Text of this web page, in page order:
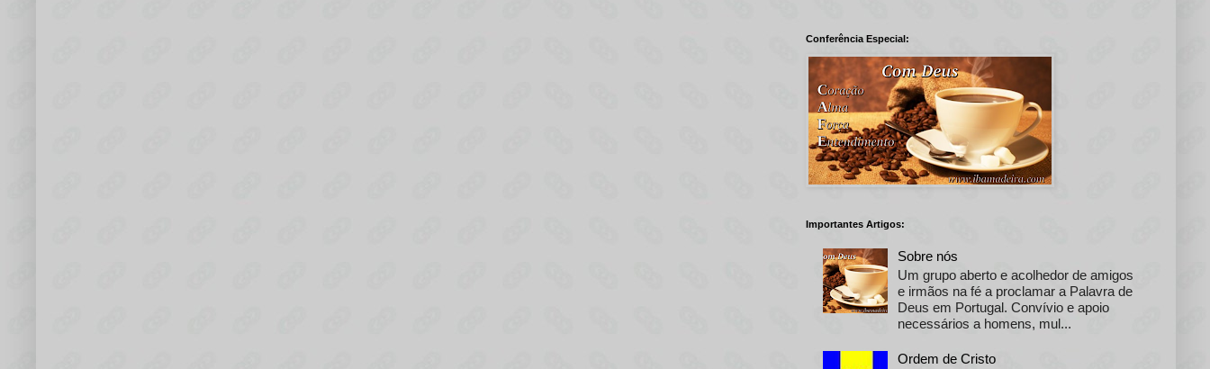
Conferência Especial:
Importantes Artigos:
Sobre nós
Um grupo aberto e acolhedor de amigos
e irmãos na fé a proclamar a Palavra de
Deus em Portugal. Convívio e apoio
necessários a homens, mul...
Ordem de Cristo